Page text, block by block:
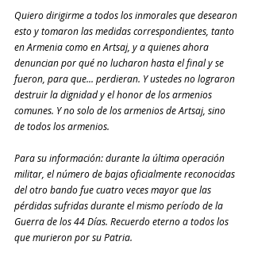
Quiero dirigirme a todos los inmorales que desearon
esto y tomaron las medidas correspondientes, tanto
en Armenia como en Artsaj, y a quienes ahora
denuncian por qué no lucharon hasta el final y se
fueron, para que... perdieran. Y ustedes no lograron
destruir la dignidad y el honor de los armenios
comunes. Y no solo de los armenios de Artsaj, sino
de todos los armenios.
Para su información: durante la última operación
militar, el número de bajas oficialmente reconocidas
del otro bando fue cuatro veces mayor que las
pérdidas sufridas durante el mismo período de la
Guerra de los 44 Días. Recuerdo eterno a todos los
que murieron por su Patria.